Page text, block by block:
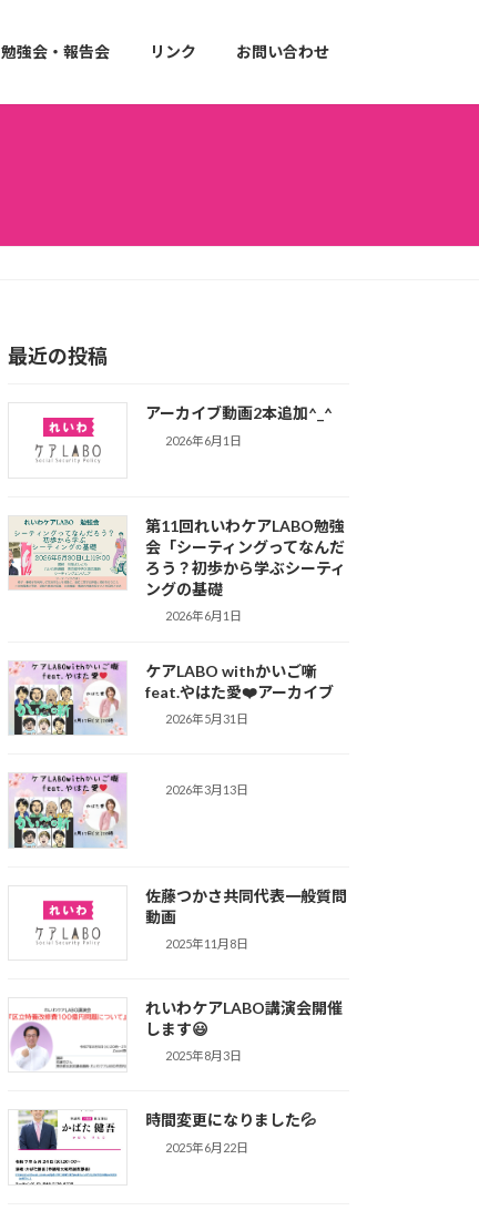
勉強会・報告会 リンク お問い合わせ
最近の投稿
アーカイブ動画2本追加^_^
2026年6月1日
第11回れいわケアLABO勉強
会「シーティングってなんだ
ろう？初歩から学ぶシーティ
ングの基礎
2026年6月1日
ケアLABO withかいご噺
feat.やはた愛❤️アーカイブ
2026年5月31日
2026年3月13日
佐藤つかさ共同代表一般質問
動画
2025年11月8日
れいわケアLABO講演会開催
します😃
2025年8月3日
時間変更になりました💦
2025年6月22日